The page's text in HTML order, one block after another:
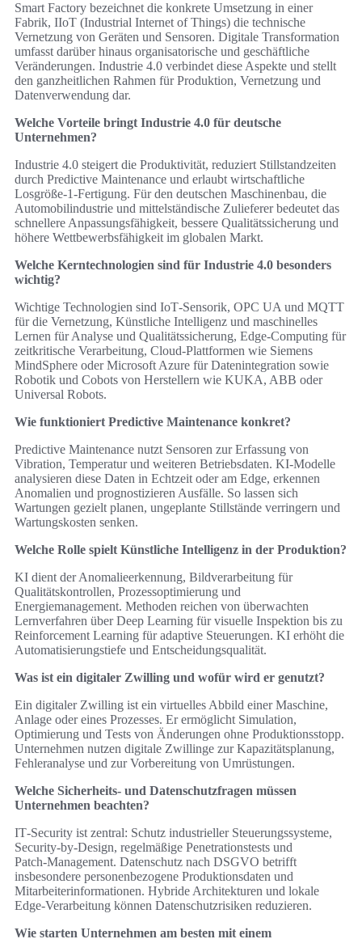
Smart Factory bezeichnet die konkrete Umsetzung in einer
Fabrik, IIoT (Industrial Internet of Things) die technische
Vernetzung von Geräten und Sensoren. Digitale Transformation
umfasst darüber hinaus organisatorische und geschäftliche
Veränderungen. Industrie 4.0 verbindet diese Aspekte und stellt
den ganzheitlichen Rahmen für Produktion, Vernetzung und
Datenverwendung dar.
Welche Vorteile bringt Industrie 4.0 für deutsche
Unternehmen?
Industrie 4.0 steigert die Produktivität, reduziert Stillstandzeiten
durch Predictive Maintenance und erlaubt wirtschaftliche
Losgröße‑1‑Fertigung. Für den deutschen Maschinenbau, die
Automobilindustrie und mittelständische Zulieferer bedeutet das
schnellere Anpassungsfähigkeit, bessere Qualitätssicherung und
höhere Wettbewerbsfähigkeit im globalen Markt.
Welche Kerntechnologien sind für Industrie 4.0 besonders
wichtig?
Wichtige Technologien sind IoT‑Sensorik, OPC UA und MQTT
für die Vernetzung, Künstliche Intelligenz und maschinelles
Lernen für Analyse und Qualitätssicherung, Edge‑Computing für
zeitkritische Verarbeitung, Cloud‑Plattformen wie Siemens
MindSphere oder Microsoft Azure für Datenintegration sowie
Robotik und Cobots von Herstellern wie KUKA, ABB oder
Universal Robots.
Wie funktioniert Predictive Maintenance konkret?
Predictive Maintenance nutzt Sensoren zur Erfassung von
Vibration, Temperatur und weiteren Betriebsdaten. KI‑Modelle
analysieren diese Daten in Echtzeit oder am Edge, erkennen
Anomalien und prognostizieren Ausfälle. So lassen sich
Wartungen gezielt planen, ungeplante Stillstände verringern und
Wartungskosten senken.
Welche Rolle spielt Künstliche Intelligenz in der Produktion?
KI dient der Anomalieerkennung, Bildverarbeitung für
Qualitätskontrollen, Prozessoptimierung und
Energiemanagement. Methoden reichen von überwachten
Lernverfahren über Deep Learning für visuelle Inspektion bis zu
Reinforcement Learning für adaptive Steuerungen. KI erhöht die
Automatisierungstiefe und Entscheidungsqualität.
Was ist ein digitaler Zwilling und wofür wird er genutzt?
Ein digitaler Zwilling ist ein virtuelles Abbild einer Maschine,
Anlage oder eines Prozesses. Er ermöglicht Simulation,
Optimierung und Tests von Änderungen ohne Produktionsstopp.
Unternehmen nutzen digitale Zwillinge zur Kapazitätsplanung,
Fehleranalyse und zur Vorbereitung von Umrüstungen.
Welche Sicherheits- und Datenschutzfragen müssen
Unternehmen beachten?
IT‑Security ist zentral: Schutz industrieller Steuerungssysteme,
Security‑by‑Design, regelmäßige Penetrationstests und
Patch‑Management. Datenschutz nach DSGVO betrifft
insbesondere personenbezogene Produktionsdaten und
Mitarbeiterinformationen. Hybride Architekturen und lokale
Edge‑Verarbeitung können Datenschutzrisiken reduzieren.
Wie starten Unternehmen am besten mit einem